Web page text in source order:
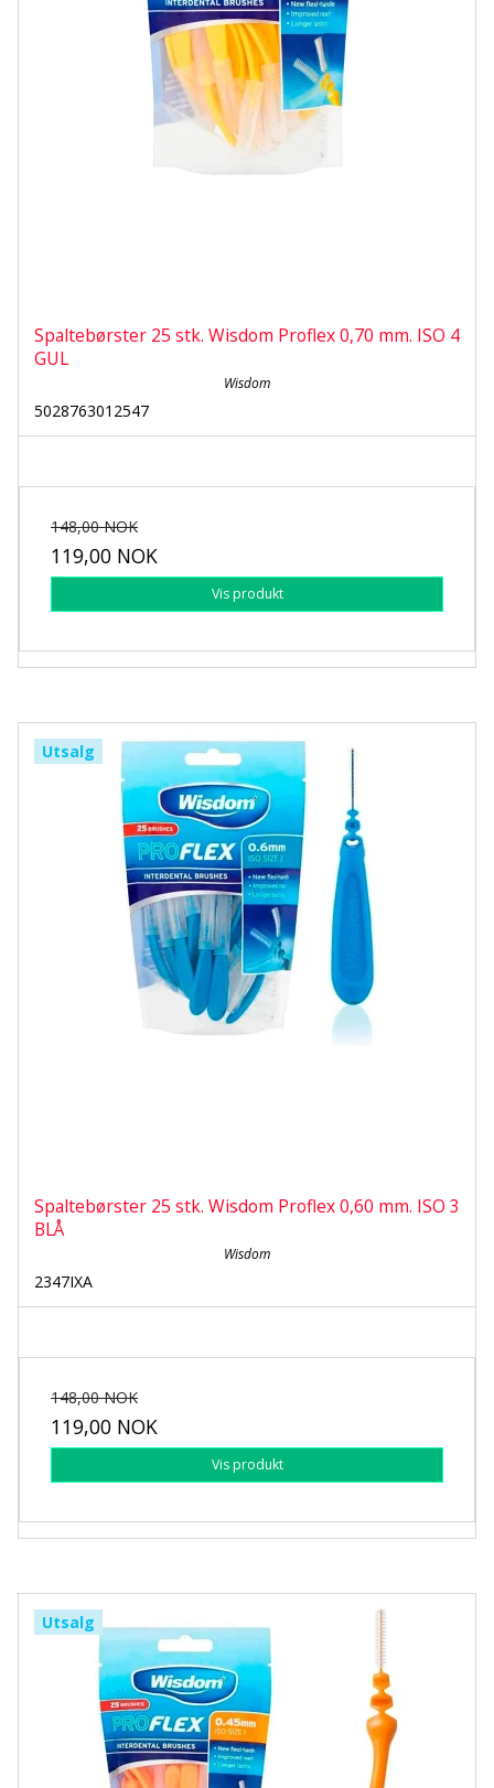
Spaltebørster 25 stk. Wisdom Proflex 0,70 mm. ISO 4
GUL
Wisdom
5028763012547
148,00 NOK
119,00 NOK
Vis produkt
Utsalg
Spaltebørster 25 stk. Wisdom Proflex 0,60 mm. ISO 3
BLÅ
Wisdom
2347IXA
148,00 NOK
119,00 NOK
Vis produkt
Utsalg